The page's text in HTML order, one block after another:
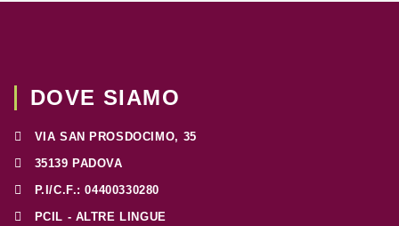
DOVE SIAMO
VIA SAN PROSDOCIMO, 35
35139 PADOVA
P.I/C.F.: 04400330280
PCIL - ALTRE LINGUE